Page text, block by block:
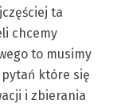
ta
chcemy
to musimy
które się
i zbierania